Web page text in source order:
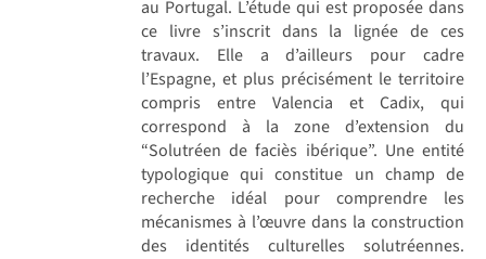
au Portugal. L’étude qui est proposée dans
ce livre s’inscrit dans la lignée de ces
travaux. Elle a d’ailleurs pour cadre
l’Espagne, et plus précisément le territoire
compris entre Valencia et Cadix, qui
correspond à la zone d’extension du
“Solutréen de faciès ibérique”. Une entité
typologique qui constitue un champ de
recherche idéal pour comprendre les
mécanismes à l’œuvre dans la construction
des identités culturelles solutréennes.